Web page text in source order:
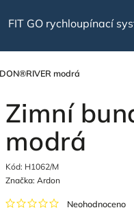
FIT GO rychloupínací
modrá
Zimní
modrá
Kód: H1062/M
Neohodnoceno
Značka: Ardon